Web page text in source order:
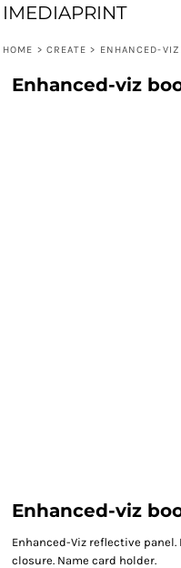
IMEDIAPRINT
HOME > CREATE > ENHANCED-
Enhanced-viz
Enhanced-viz
Enhanced-Viz reflective
closure. Name card holder.